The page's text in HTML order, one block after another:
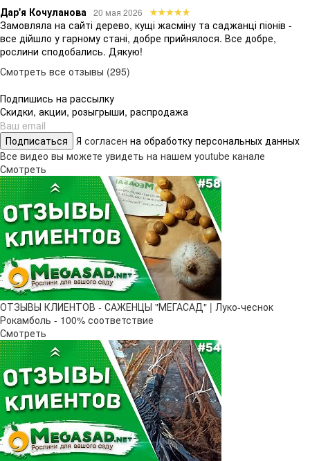
Дар'я Кочуланова 20 мая 2026
Замовляла на сайті дерево, кущі жасміну та саджанці піонів -
все дійшло у гарному стані, добре прийнялося. Все добре,
рослини сподобались. Дякую!
Смотреть все отзывы (295)
Подпишись на рассылку
Скидки, акции, розыгрыши, распродажа
Подписаться Я согласен на обработку персональных данных
Все видео вы можете увидеть на нашем youtube канале
Смотреть
ОТЗЫВЫ КЛИЕНТОВ - САЖЕНЦЫ "МЕГАСАД" | Луко-чеснок
Рокамболь - 100% соответствие
Смотреть